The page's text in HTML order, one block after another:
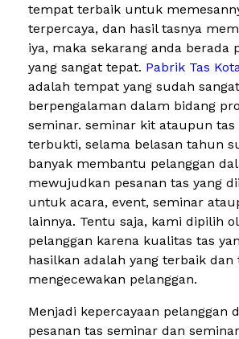
tempat terbaik untuk
terpercaya, dan hasil tasnya
iya, maka sekarang anda berada
yang sangat tepat. Pabrik Tas
adalah tempat yang sudah sangat
berpengalaman dalam bidang
seminar. seminar kit ataupun tas
terbukti, selama belasan tahun
banyak membantu pelanggan
mewujudkan pesanan tas yang
untuk acara, event, seminar
lainnya. Tentu saja, kami dipilih
pelanggan karena kualitas tas
hasilkan adalah yang terbaik dan
mengecewakan pelanggan.
Menjadi kepercayaan pelanggan
pesanan tas seminar dan